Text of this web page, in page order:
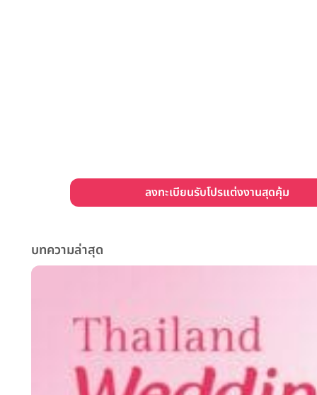
ลงทะเบียนรับโปรแต่งงานสุดคุ้ม
บทความล่าสุด